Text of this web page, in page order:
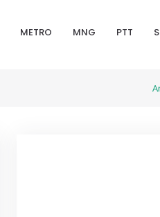
METRO MNG PTT